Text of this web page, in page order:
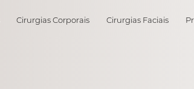
Cirurgias Corporais Cirurgias Faciais